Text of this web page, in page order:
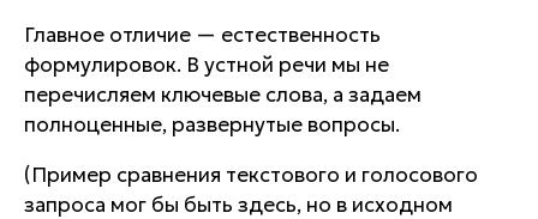
Главное отличие — естественность
формулировок. В устной речи мы не
перечисляем ключевые слова, а задаем
полноценные, развернутые вопросы.
(Пример сравнения текстового и голосового
запроса мог бы быть здесь, но в исходном